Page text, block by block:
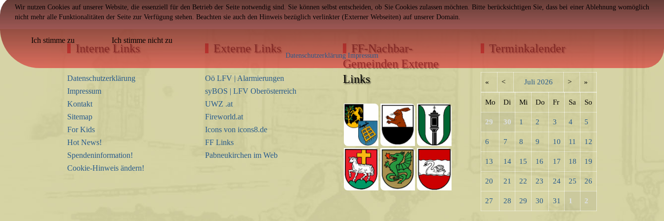
Interne Links
Datenschutzerklärung
Impressum
Kontakt
Sitemap
For Kids
Hot News!
Spendeninformation!
Cookie-Hinweis ändern!
Externe Links
Oö LFV | Alarmierungen
syBOS | LFV Oberösterreich
UWZ .at
Fireworld.at
Icons von icons8.de
FF Links
Pabneukirchen im Web
FF-Nachbar-
Gemeinden Externe
Links
Terminkalender
« < Juli 2026 > »
Mo Di Mi Do Fr Sa So
29 30 1 2 3 4 5
6 7 8 9 10 11 12
13 14 15 16 17 18 19
20 21 22 23 24 25 26
27 28 29 30 31 1 2
Wir nutzen Cookies auf unserer Website, die essenziell für den Betrieb der Seite notwendig sind. Sie können selbst entscheiden, ob Sie Cookies zulassen möchten. Bitte berücksichtigen Sie, dass bei einer Ablehnung womöglich
nicht mehr alle Funktionalitäten der Seite zur Verfügung stehen. Beachten sie auch den Hinweis bezüglich verlinkter (Externer Webseiten) auf unserer Domain.
Ich stimme zu Ich stimme nicht zu
Datenschutzerklärung Impressum